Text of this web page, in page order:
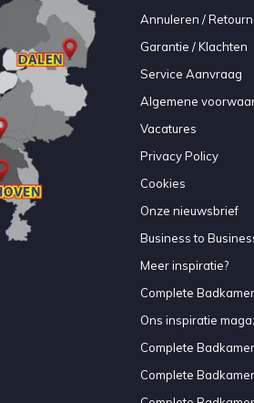
Annuleren /
Garantie / Klachten
Service Aanvraag
Algemene
Vacatures
Privacy Policy
Cookies
Onze nieuwsbrief
Business to
Meer inspiratie?
Complete
Ons inspiratie
Complete
Complete